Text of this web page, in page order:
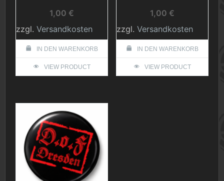
1,00€
zzgl. Versandkosten
IN DEN WARENKORB
VIEW PRODUCT
1,00 €
zzgl. Versandkosten
IN DEN WARENKORB
VIEW PRODUCT